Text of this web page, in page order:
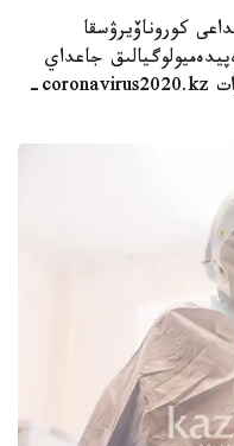
كوروناۆيرۋسقا
23:59-داعى ەپيدەميولوگيالىق جاعداي
جاريالاندى، دەپ حابارلايدى قازاقپارات coronavirus2020.kz-